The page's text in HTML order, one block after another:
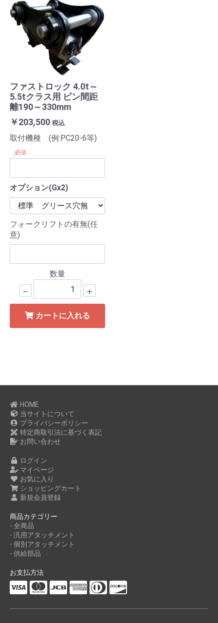
ファストロック 4.0t～
5.5tクラス用 ピン間距
離190～330mm
￥203,500 税込
取付機種 (例:PC20-6等)
必須
オプション(Gx2)
フォークリフトの有無(任
意)
数量
－ ＋
カートに入れる
HOME
当サイトについて
プライバシーポリシー
特定商取引法に基づく表記
お問い合わせ
ログイン
マイページ
お気に入り
ショッピングカート
新規会員登録
商品カテゴリー
- 全商品
- 汎用アタッチメント
- 個別アタッチメント
- 供給部品
お支払方法